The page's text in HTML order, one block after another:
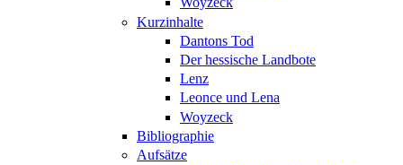
Kurzinhalte
Dantons Tod
Der hessische Landbote
Lenz
Leonce und Lena
Woyzeck
Bibliographie
Aufsätze